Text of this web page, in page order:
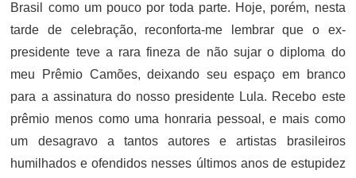
Brasil como um pouco por toda parte. Hoje, porém, nesta
tarde de celebração, reconforta-me lembrar que o ex-
presidente teve a rara fineza de não sujar o diploma do
meu Prêmio Camões, deixando seu espaço em branco
para a assinatura do nosso presidente Lula. Recebo este
prêmio menos como uma honraria pessoal, e mais como
um desagravo a tantos autores e artistas brasileiros
humilhados e ofendidos nesses últimos anos de estupidez